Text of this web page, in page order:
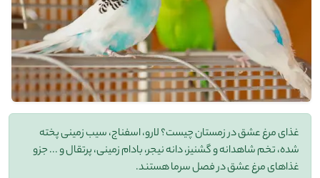
غذای مرغ عشق در زمستان چیست؟ لارو، اسفناج، سیب زمینی پخته
شده، تخم شاهدانه و گشنیز، دانه نیجر، بادام زمینی، پرتقال و ... جزو
غذاهای مرغ عشق در فصل سرما هستند.